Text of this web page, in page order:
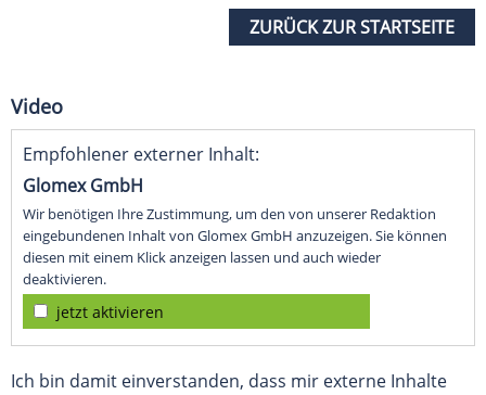
ZURÜCK ZUR STARTSEITE
Video
Empfohlener externer Inhalt:
Glomex GmbH
Wir benötigen Ihre Zustimmung, um den von unserer Redaktion
eingebundenen Inhalt von Glomex GmbH anzuzeigen. Sie können
diesen mit einem Klick anzeigen lassen und auch wieder
deaktivieren.
jetzt aktivieren
Ich bin damit einverstanden, dass mir externe Inhalte